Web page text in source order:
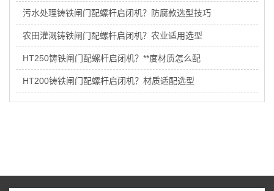
污水处理铸铁闸门配螺杆启闭机？防腐款选型技巧
农田灌溉铸铁闸门配螺杆启闭机？农业适用选型
HT250铸铁闸门配螺杆启闭机？**度材质怎么配
HT200铸铁闸门配螺杆启闭机？材质适配选型